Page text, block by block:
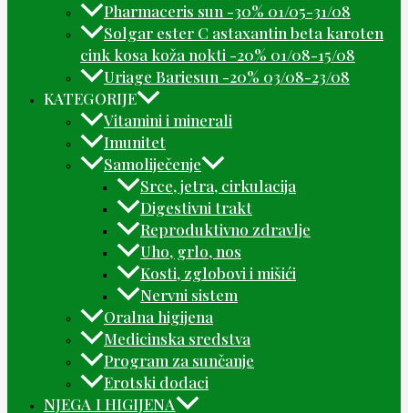
Pharmaceris sun -30% 01/05-31/08
Solgar ester C astaxantin beta karoten
cink kosa koža nokti -20% 01/08-15/08
Uriage Bariesun -20% 03/08-23/08
KATEGORIJE
Vitamini i minerali
Imunitet
Samoliječenje
Srce, jetra, cirkulacija
Digestivni trakt
Reproduktivno zdravlje
Uho, grlo, nos
Kosti, zglobovi i mišići
Nervni sistem
Oralna higijena
Medicinska sredstva
Program za sunčanje
Erotski dodaci
NJEGA I HIGIJENA